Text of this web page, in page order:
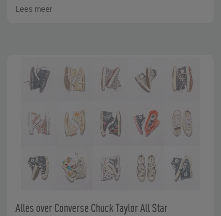
Lees meer
Alles over Converse Chuck Taylor All Star